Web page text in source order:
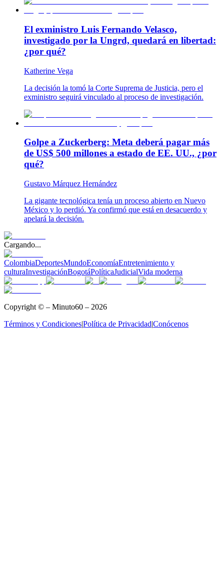
El exministro Luis Fernando Velasco,
investigado por la Ungrd, quedará en libertad:
¿por qué?
Katherine Vega
La decisión la tomó la Corte Suprema de Justicia, pero el
exministro seguirá vinculado al proceso de investigación.
Golpe a Zuckerberg: Meta deberá pagar más
de US$ 500 millones a estado de EE. UU., ¿por
qué?
Gustavo Márquez Hernández
La gigante tecnológica tenía un proceso abierto en Nuevo
México y lo perdió. Ya confirmó que está en desacuerdo y
apelará la decisión.
Cargando...
ColombiaDeportesMundoEconomíaEntretenimiento y
culturaInvestigaciónBogotáPolíticaJudicialVida moderna
Copyright © – Minuto60 – 2026
Términos y Condiciones|Política de Privacidad|Conócenos